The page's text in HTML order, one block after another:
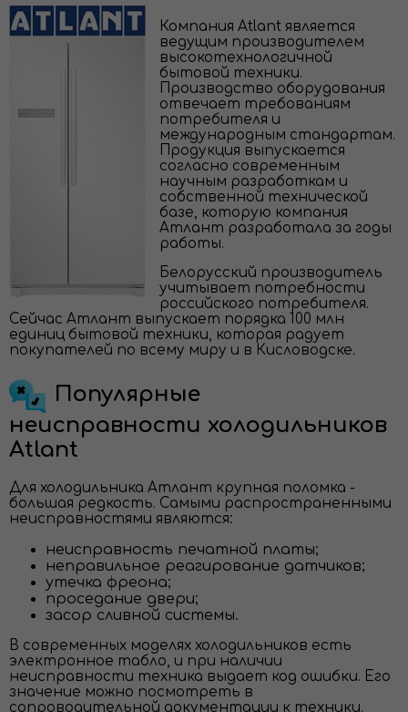
Компания Atlant является
ведущим производителем
высокотехнологичной
бытовой техники.
Производство оборудования
отвечает требованиям
потребителя и
международным стандартам.
Продукция выпускается
согласно современным
научным разработкам и
собственной технической
базе, которую компания
Атлант разработала за годы
работы.
Белорусский производитель
учитывает потребности
российского потребителя.
Сейчас Атлант выпускает порядка 100 млн
единиц бытовой техники, которая радует
покупателей по всему миру и в Кисловодске.
Популярные
неисправности холодильников
Atlant
Для холодильника Атлант крупная поломка -
большая редкость. Самыми распространенными
неисправностями являются:
неисправность печатной платы;
неправильное реагирование датчиков;
утечка фреона;
проседание двери;
засор сливной системы.
В современных моделях холодильников есть
электронное табло, и при наличии
неисправности техника выдает код ошибки. Его
значение можно посмотреть в
сопроводительной документации к техники.